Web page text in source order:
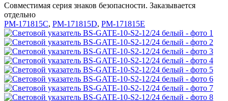
Совместимая серия знаков безопасности. Заказывается
отдельно
PM-171815C, PM-171815D, PM-171815E